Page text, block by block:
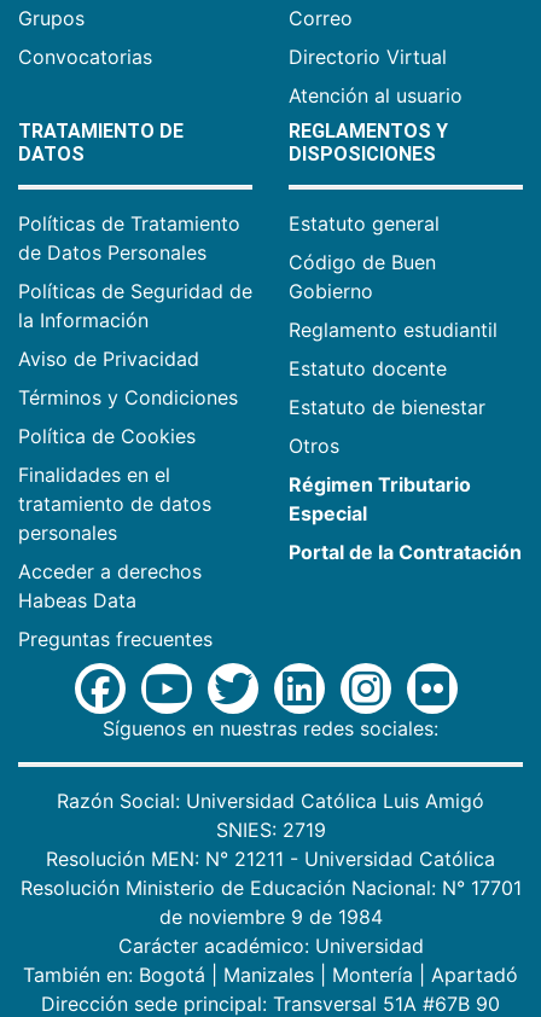
Grupos
Convocatorias
Correo
Directorio Virtual
Atención al usuario
TRATAMIENTO DE
DATOS
Políticas de Tratamiento
de Datos Personales
Políticas de Seguridad de
la Información
Aviso de Privacidad
Términos y Condiciones
Política de Cookies
Finalidades en el
tratamiento de datos
personales
Acceder a derechos
Habeas Data
Preguntas frecuentes
REGLAMENTOS Y
DISPOSICIONES
Estatuto general
Código de Buen
Gobierno
Reglamento estudiantil
Estatuto docente
Estatuto de bienestar
Otros
Régimen Tributario
Especial
Portal de la Contratación
Síguenos en nuestras redes sociales:
Razón Social: Universidad Católica Luis Amigó
SNIES: 2719
Resolución MEN: N° 21211 - Universidad Católica
Resolución Ministerio de Educación Nacional: N° 17701
de noviembre 9 de 1984
Carácter académico: Universidad
También en: Bogotá Manizales Montería
Apartadó
Dirección sede principal: Transversal 51A #67B 90